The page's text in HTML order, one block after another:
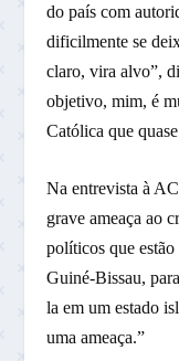
do país com
dificilmente se
claro, vira alvo”,
objetivo, mim, é
Católica que
Na entrevista à
grave ameaça ao
políticos que
Guiné-Bissau,
la em um estado
uma ameaça.”